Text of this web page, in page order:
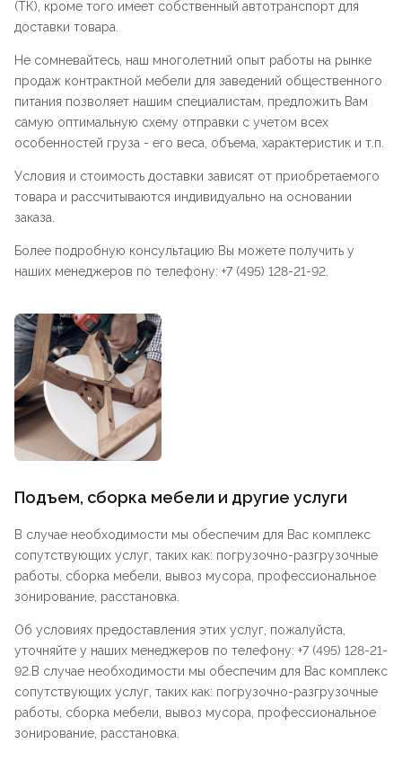
(ТК), кроме того имеет собственный автотранспорт для
доставки товара.
Не сомневайтесь, наш многолетний опыт работы на рынке
продаж контрактной мебели для заведений общественного
питания позволяет нашим специалистам, предложить Вам
самую оптимальную схему отправки с учетом всех
особенностей груза - его веса, объема, характеристик и т.п.
Условия и стоимость доставки зависят от приобретаемого
товара и рассчитываются индивидуально на основании
заказа.
Более подробную консультацию Вы можете получить у
наших менеджеров по телефону: +7 (495) 128-21-92.
Подъем, сборка мебели и другие услуги
В случае необходимости мы обеспечим для Вас комплекс
сопутствующих услуг, таких как: погрузочно-разгрузочные
работы, сборка мебели, вывоз мусора, профессиональное
зонирование, расстановка.
Об условиях предоставления этих услуг, пожалуйста,
уточняйте у наших менеджеров по телефону: +7 (495) 128-21-
92.В случае необходимости мы обеспечим для Вас комплекс
сопутствующих услуг, таких как: погрузочно-разгрузочные
работы, сборка мебели, вывоз мусора, профессиональное
зонирование, расстановка.